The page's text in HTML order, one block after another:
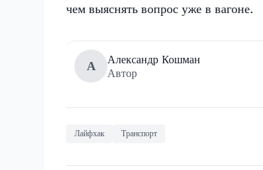
чем выяснять вопрос уже в вагоне.
А
Александр Кошман
Автор
Лайфхак Транспорт